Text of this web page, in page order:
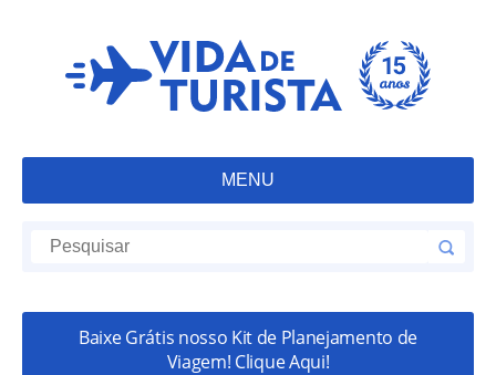
MENU
Baixe Grátis nosso Kit de Planejamento de
Viagem! Clique Aqui!